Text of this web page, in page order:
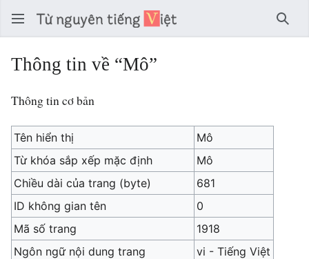
Tìm
Thông tin về “Mô”
Thông tin cơ bản
Tên hiển thị
Mô
Từ khóa sắp xếp mặc định
Mô
Chiều dài của trang (byte)
681
ID không gian tên
0
Mã số trang
1918
Ngôn ngữ nội dung trang
vi - Tiếng Việt